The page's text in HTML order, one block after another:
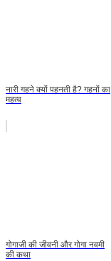
नारी गहने क्यों पहनती है? गहनों का
महत्व
गोगाजी की जीवनी और गोगा नवमी
की कथा